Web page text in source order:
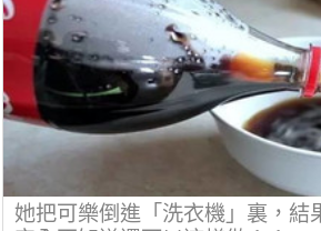
她把可樂倒進「洗衣機」裏，結果